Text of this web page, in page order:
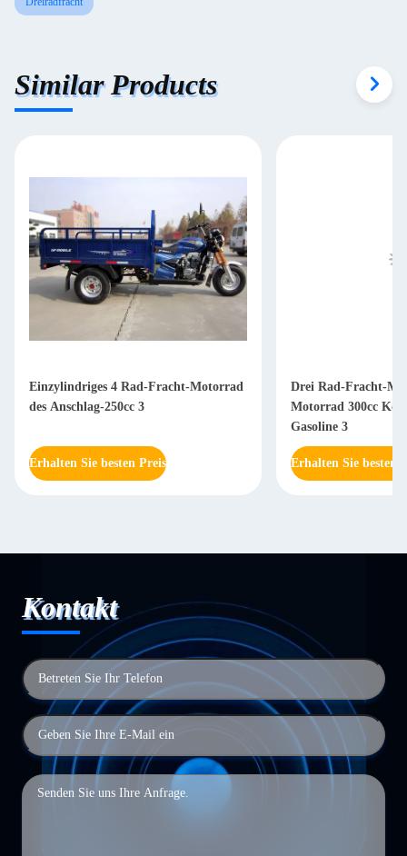
Similar Products
Einzylindriges 4 Rad-Fracht-Motorrad
des Anschlag-250cc 3
Erhalten Sie besten Preis
Drei Rad-Fracht-
Motorrad 300cc
Gasoline 3
Erhalten Sie besten
Kontakt